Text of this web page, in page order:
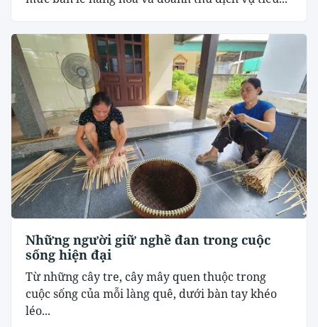
Những người giữ nghề đan trong cuộc
sống hiện đại
Từ những cây tre, cây mây quen thuộc trong
cuộc sống của mỗi làng quê, dưới bàn tay khéo
léo...